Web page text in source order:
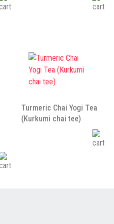
Turmeric Chai Yogi Tea
(Kurkumi chai tee)